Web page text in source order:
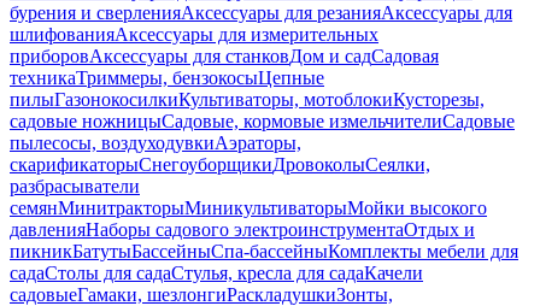
бурения и сверленияАксессуары для резанияАксессуары для
шлифованияАксессуары для измерительных
приборовАксессуары для станковДом и садСадовая
техникаТриммеры, бензокосыЦепные
пилыГазонокосилкиКультиваторы, мотоблокиКусторезы,
садовые ножницыСадовые, кормовые измельчителиСадовые
пылесосы, воздуходувкиАэраторы,
скарификаторыСнегоуборщикиДровоколыСеялки,
разбрасыватели
семянМинитракторыМиникультиваторыМойки высокого
давленияНаборы садового электроинструментаОтдых и
пикникБатутыБассейныСпа-бассейныКомплекты мебели для
садаСтолы для садаСтулья, кресла для садаКачели
садовыеГамаки, шезлонгиРаскладушкиЗонты,